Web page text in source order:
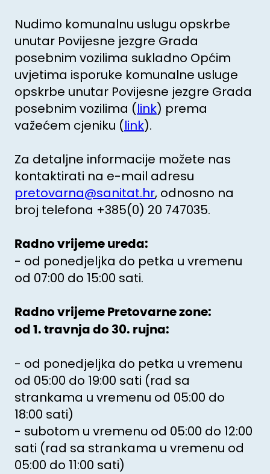
Nudimo komunalnu uslugu opskrbe
unutar Povijesne jezgre Grada
posebnim vozilima sukladno Općim
uvjetima isporuke komunalne usluge
opskrbe unutar Povijesne jezgre Grada
posebnim vozilima (link) prema
važećem cjeniku (link).
Za detaljne informacije možete nas
kontaktirati na e-mail adresu
pretovarna@sanitat.hr, odnosno na
broj telefona +385(0) 20 747035.
Radno vrijeme ureda:
- od ponedjeljka do petka u vremenu
od 07:00 do 15:00 sati.
Radno vrijeme Pretovarne zone:
od 1. travnja do 30. rujna:
- od ponedjeljka do petka u vremenu
od 05:00 do 19:00 sati (rad sa
strankama u vremenu od 05:00 do
18:00 sati)
- subotom u vremenu od 05:00 do 12:00
sati (rad sa strankama u vremenu od
05:00 do 11:00 sati)